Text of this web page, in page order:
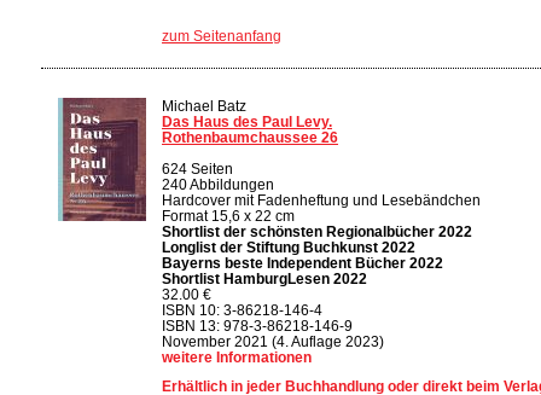
zum Seitenanfang
Michael Batz
Das Haus des Paul Levy.
Rothenbaumchaussee 26
624 Seiten
240 Abbildungen
Hardcover mit Fadenheftung und Lesebändchen
Format 15,6 x 22 cm
Shortlist der schönsten Regionalbücher 2022
Longlist der Stiftung Buchkunst 2022
Bayerns beste Independent Bücher 2022
Shortlist HamburgLesen 2022
32.00 €
ISBN 10: 3-86218-146-4
ISBN 13: 978-3-86218-146-9
November 2021 (4. Auflage 2023)
weitere Informationen
Erhältlich in jeder Buchhandlung oder direkt beim